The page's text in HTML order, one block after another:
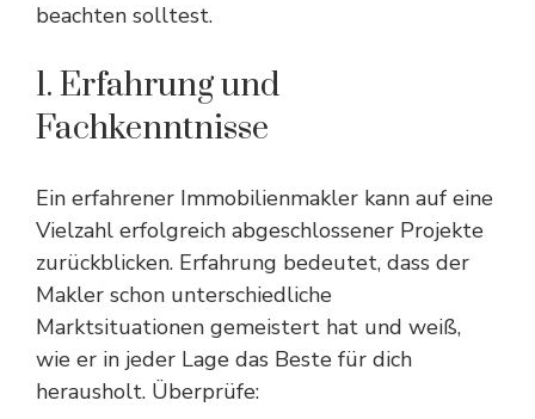
beachten solltest.
1. Erfahrung und
Fachkenntnisse
Ein erfahrener Immobilienmakler kann auf eine
Vielzahl erfolgreich abgeschlossener Projekte
zurückblicken. Erfahrung bedeutet, dass der
Makler schon unterschiedliche
Marktsituationen gemeistert hat und weiß,
wie er in jeder Lage das Beste für dich
herausholt. Überprüfe: